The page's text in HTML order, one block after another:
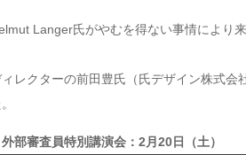
Langer氏がやむを得ない事情により
レクターの前田豊氏（氏デザイン株式会
部審査員特別講演会：2月20日（土）